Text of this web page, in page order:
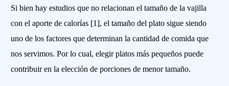
Si bien hay estudios que no relacionan el tamaño de la vajilla
con el aporte de calorías [1], el tamaño del plato sigue siendo
uno de los factores que determinan la cantidad de comida que
nos servimos. Por lo cual, elegir platos más pequeños puede
contribuir en la elección de porciones de menor tamaño.